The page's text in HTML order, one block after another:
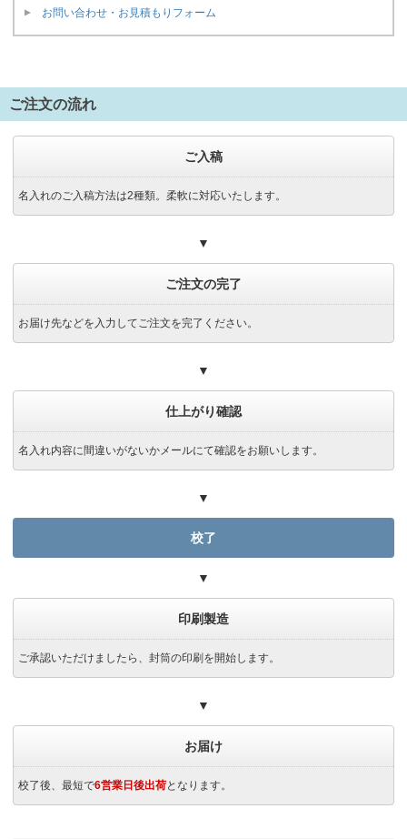
お問い合わせ・お見積もりフォーム
ご注文の流れ
ご入稿
名入れのご入稿方法は2種類。柔軟に対応いたします。
▼
ご注文の完了
お届け先などを入力してご注文を完了ください。
▼
仕上がり確認
名入れ内容に間違いがないかメールにて確認をお願いします。
▼
校了
▼
印刷製造
ご承認いただけましたら、封筒の印刷を開始します。
▼
お届け
校了後、最短で6営業日後出荷となります。